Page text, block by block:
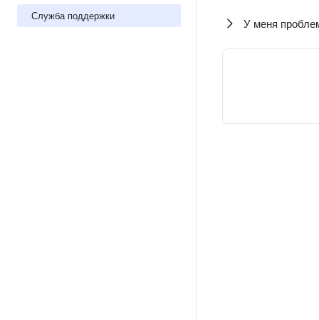
Служба поддержки
У меня